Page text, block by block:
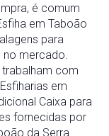
é comum
em Taboão
para
mercado.
com
em
Caixa para
fornecidas por
da Serra.